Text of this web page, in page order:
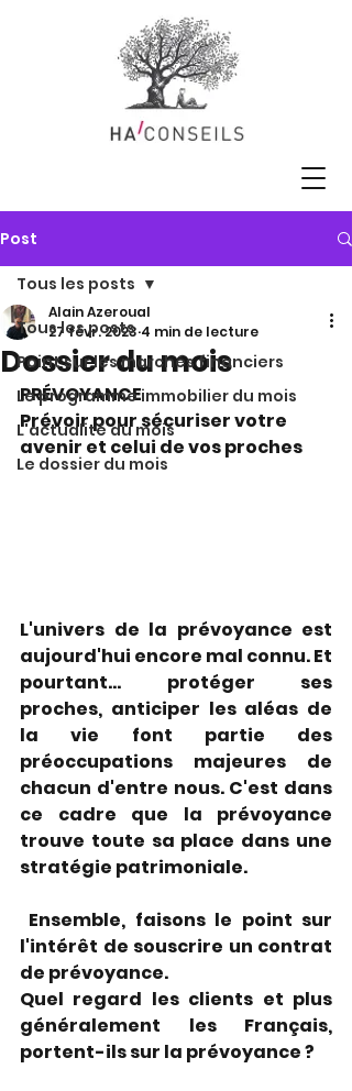
Post
Tous les posts
Point sur les marchés financiers
Le programme immobilier du mois
L'actualité du mois
Le dossier du mois
Tous les posts
Dossier du mois
Alain Azeroual
27 févr. 2023 4 min de lecture
PRÉVOYANCE
Prévoir pour sécuriser votre
avenir et celui de vos proches
L'univers de la prévoyance est
aujourd'hui encore mal connu. Et
pourtant… protéger ses
proches, anticiper les aléas de
la vie font partie des
préoccupations majeures de
chacun d'entre nous. C'est dans
ce cadre que la prévoyance
trouve toute sa place dans une
stratégie patrimoniale.
l'intérêt de souscrire un contrat
de prévoyance.
Quel regard les clients et plus
généralement les Français,
portent-ils sur la prévoyance ?